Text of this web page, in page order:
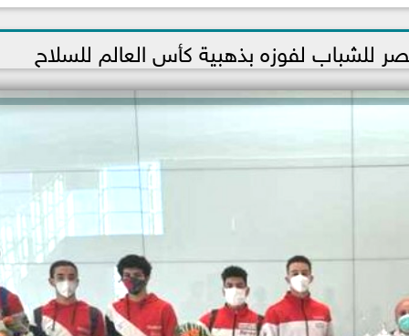
للشباب لفوزه بذهبية كأس العالم للسلاح